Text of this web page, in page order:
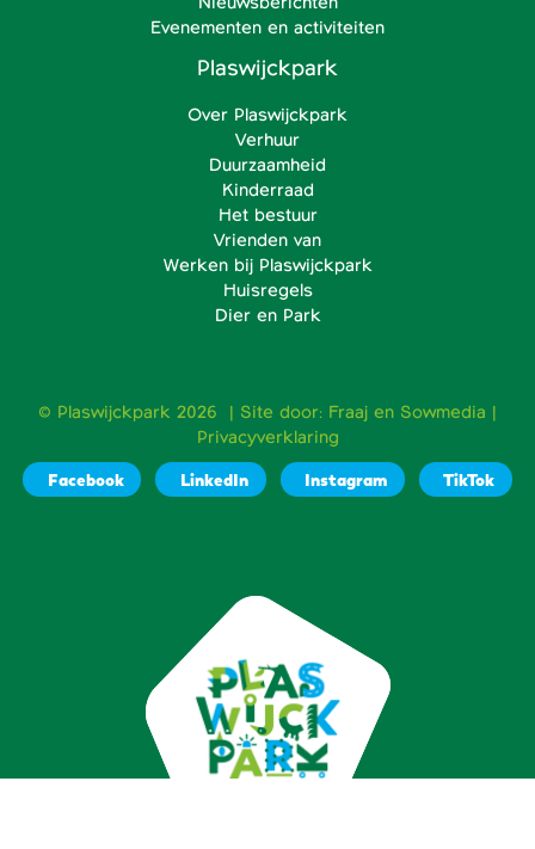
Evenementen en activiteiten
Plaswijckpark
Over Plaswijckpark
Verhuur
Duurzaamheid
Kinderraad
Het bestuur
Vrienden van
Werken bij Plaswijckpark
Huisregels
Dier en Park
© Plaswijckpark 2026 | Site door: Fraaj en Sowmedia |
Privacyverklaring
Facebook
LinkedIn Instagram TikTok